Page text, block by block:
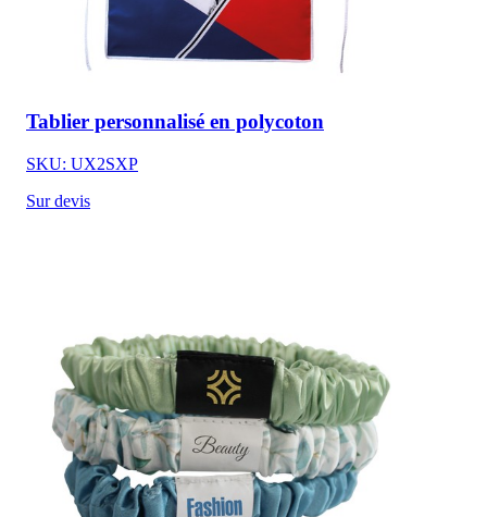
Tablier personnalisé en polycoton
SKU: UX2SXP
Sur devis